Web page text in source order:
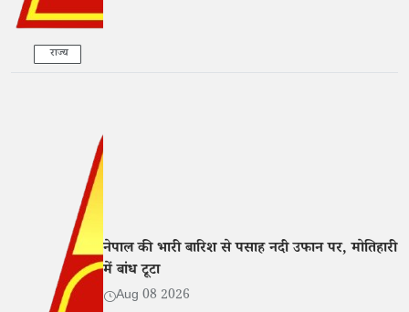
राज्य
नेपाल की भारी बारिश से पसाह नदी उफान पर, मोतिहारी
में बांध टूटा
Aug 08 2026